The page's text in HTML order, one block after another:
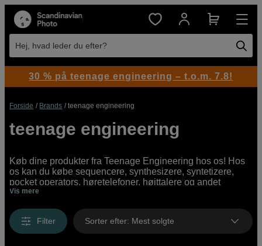
Hej, hvad leder du efter?
Forside Brands teenage engineering
teenage engineering
Køb dine produkter fra Teenage Engineering hos os! Hos
os kan du købe sequencere, synthesizere, syntetizere,
pocket operators, høretelefoner, højttalere og andet
tilbehør fra Teenage Engineering. Vi har et bredt udvalg af
brugere og begyndere, online og i vores butikker.
Vis mere
Filter Sorter efter: Mest solgte
30 % på teenage engineering – t.o.m. 7.8!